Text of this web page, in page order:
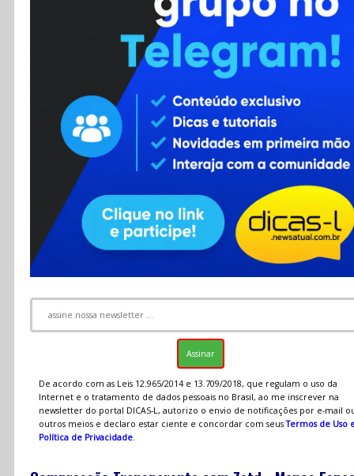
Contato
RSS
De acordo com as Leis 12.965/2014 e 13.709/2018, que regulam o uso da
Internet e o tratamento de dados pessoais no Brasil, ao me inscrever na
newsletter do portal DICAS-L, autorizo o envio de notificações por e-mail
outros meios e declaro estar ciente e concordar com seusTermos de Uso
Política de Privacidade.